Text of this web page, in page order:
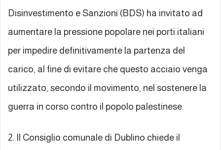
Disinvestimento e Sanzioni (BDS) ha invitato ad
aumentare la pressione popolare nei porti italiani
per impedire definitivamente la partenza del
carico, al fine di evitare che questo acciaio venga
utilizzato, secondo il movimento, nel sostenere la
guerra in corso contro il popolo palestinese.
2. Il Consiglio comunale di Dublino chiede il